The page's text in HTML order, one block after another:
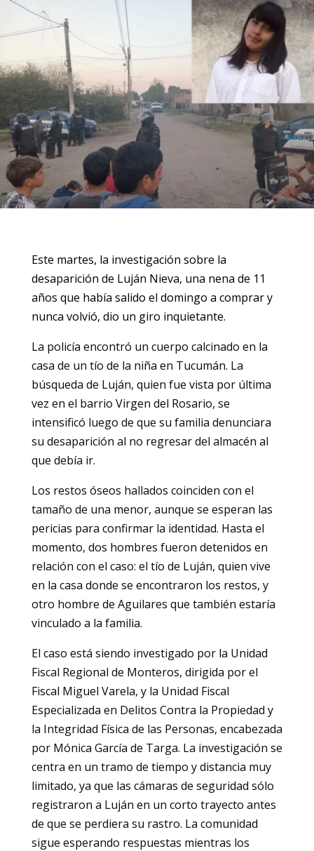
Este martes, la investigación sobre la
desaparición de Luján Nieva, una nena de 11
años que había salido el domingo a comprar y
nunca volvió, dio un giro inquietante.
La policía encontró un cuerpo calcinado en la
casa de un tío de la niña en Tucumán. La
búsqueda de Luján, quien fue vista por última
vez en el barrio Virgen del Rosario, se
intensificó luego de que su familia denunciara
su desaparición al no regresar del almacén al
que debía ir.
Los restos óseos hallados coinciden con el
tamaño de una menor, aunque se esperan las
pericias para confirmar la identidad. Hasta el
momento, dos hombres fueron detenidos en
relación con el caso: el tío de Luján, quien vive
en la casa donde se encontraron los restos, y
otro hombre de Aguilares que también estaría
vinculado a la familia.
El caso está siendo investigado por la Unidad
Fiscal Regional de Monteros, dirigida por el
Fiscal Miguel Varela, y la Unidad Fiscal
Especializada en Delitos Contra la Propiedad y
la Integridad Física de las Personas, encabezada
por Mónica García de Targa. La investigación se
centra en un tramo de tiempo y distancia muy
limitado, ya que las cámaras de seguridad sólo
registraron a Luján en un corto trayecto antes
de que se perdiera su rastro. La comunidad
sigue esperando respuestas mientras los